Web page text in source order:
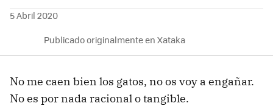
5 Abril 2020
Publicado originalmente en Xataka
No me caen bien los gatos, no os voy a engañar.
No es por nada racional o tangible.